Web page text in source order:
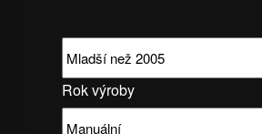
Rok výroby